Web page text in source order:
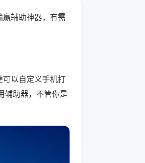
赢辅助神器，有需
可以自定义手机打
辅助器，不管你是